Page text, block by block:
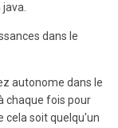
dans le
autonome dans le
chaque fois pour
cela soit quelqu'un